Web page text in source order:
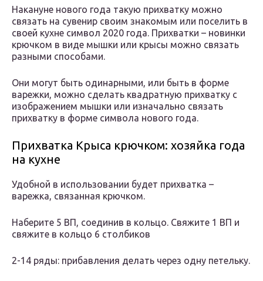
Накануне нового года такую прихватку можно
связать на сувенир своим знакомым или поселить в
своей кухне символ 2020 года. Прихватки – новинки
крючком в виде мышки или крысы можно связать
разными способами.
Они могут быть одинарными, или быть в форме
варежки, можно сделать квадратную прихватку с
изображением мышки или изначально связать
прихватку в форме символа нового года.
Прихватка Крыса крючком: хозяйка года
на кухне
Удобной в использовании будет прихватка –
варежка, связанная крючком.
Наберите 5 ВП, соединив в кольцо. Свяжите 1 ВП и
свяжите в кольцо 6 столбиков
2-14 ряды: прибавления делать через одну петельку.